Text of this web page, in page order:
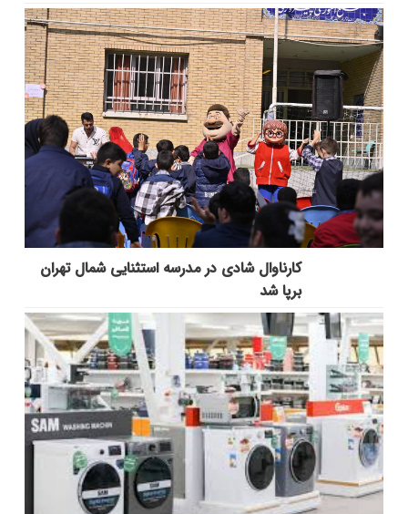
کارناوال شادی در مدرسه استثنایی شمال تهران
برپا شد